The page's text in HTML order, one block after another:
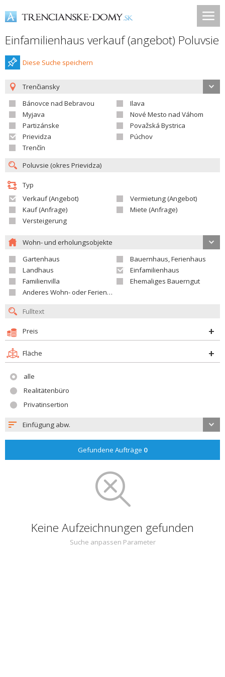
Einfamilienhaus verkauf (angebot) Poluvsie
Diese Suche speichern
Trenčiansky
Bánovce nad Bebravou
Ilava
Myjava
Nové Mesto nad Váhom
Partizánske
Považská Bystrica
Prievidza
Púchov
Trenčín
Typ
Verkauf (Angebot)
Vermietung (Angebot)
Kauf (Anfrage)
Miete (Anfrage)
Versteigerung
Wohn- und erholungsobjekte
Gartenhaus
Bauernhaus, Ferienhaus
Landhaus
Einfamilienhaus
Familienvilla
Ehemaliges Bauerngut
Anderes Wohn- oder Ferienobjekt
Preis
Fläche
alle
Realitätenbüro
Privatinsertion
Einfügung abw.
Gefundene Aufträge 0
Keine Aufzeichnungen gefunden
Suche anpassen Parameter